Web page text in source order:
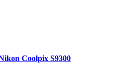
Coolpix S9300